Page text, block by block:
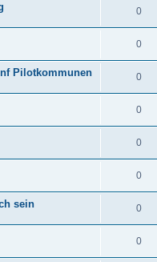
0
0
Pilotkommunen 0
0
0
0
sein 0
0